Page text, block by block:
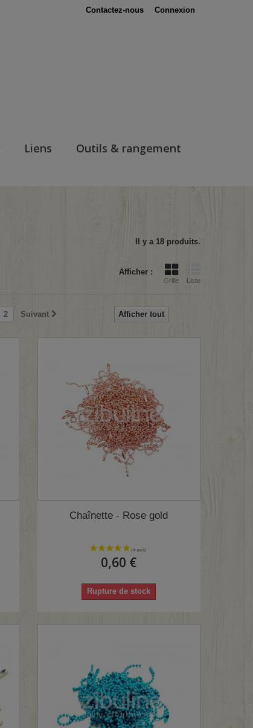
Connexion
Contactez-nous
Liens
Outils & rangement
Il y a 18 produits.
Afficher :
Grille Liste
Afficher tout
2 Suivant
Chaînette - Rose gold
0,60 €
Rupture de stock